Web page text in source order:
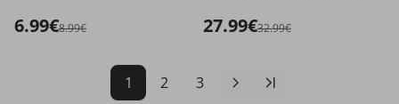
6.99€8.99€ 27.99€32.99€
1 2 3